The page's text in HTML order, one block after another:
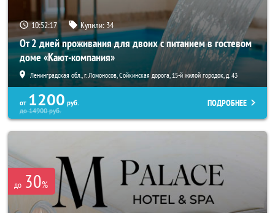
10:52:16 Купили: 34
От 2 дней проживания для двоих с питанием в гостевом
доме «Кают-компания»
Ленинградская обл., г. Ломоносов, Сойкинская дорога, 15-й жилой городок, д. 43
от 1200 руб.
до14900руб.
ПОДРОБНЕЕ
до 30%